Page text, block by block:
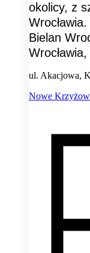
okolicy, z
Bielan
ul. Akacjowa,
Nowe